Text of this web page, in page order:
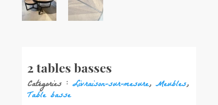
2 tables basses
Catégories : Livraison-sur-mesure, Meubles,
Table basse